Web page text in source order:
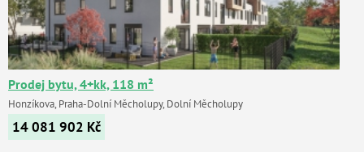
Prodej bytu, 4+kk, 118 m²
Honzíkova, Praha-Dolní Měcholupy, Dolní Měcholupy
14 081 902 Kč